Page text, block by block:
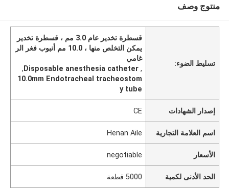
منتوج وصف
تسليط الضوء:
قسطرة تخدير عام 3.0 مم ، قسطرة تخدير
يمكن التخلص منها ، 10.0 مم أنبوب فغر الر
غامي
,
Disposable anesthesia catheter
,
10.0mm Endotracheal tracheostom
y tube
إصدار الشهادات CE
اسم العلامة التجارية Henan Aile
الأسعار negotiable
الحد الأدنى لكمية 5000 قطعة